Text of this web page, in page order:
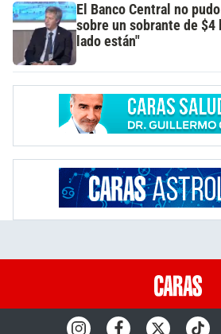
El Banco Central no
sobre un sobrante de
lado están"